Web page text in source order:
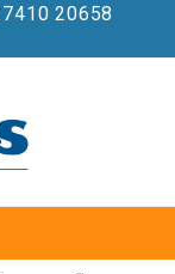
20658